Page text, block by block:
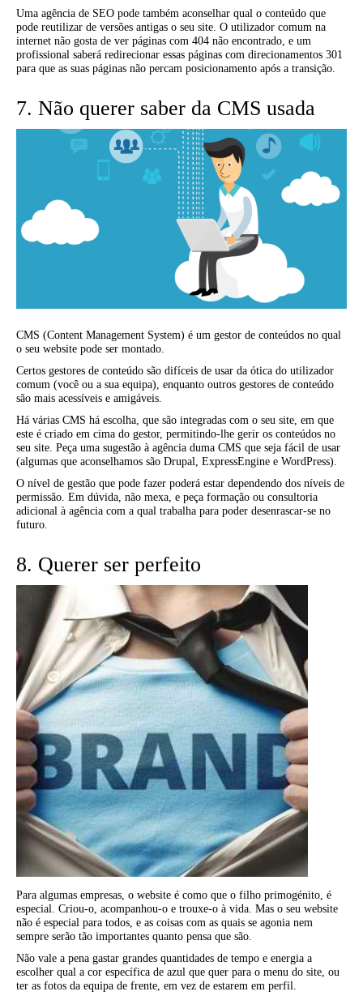
Uma agência de SEO pode também aconselhar qual o conteúdo que
pode reutilizar de versões antigas o seu site. O utilizador comum na
internet não gosta de ver páginas com 404 não encontrado, e um
profissional saberá redirecionar essas páginas com direcionamentos 301
para que as suas páginas não percam posicionamento após a transição.
7. Não querer saber da CMS usada
CMS (Content Management System) é um gestor de conteúdos no qual
o seu website pode ser montado.
Certos gestores de conteúdo são difíceis de usar da ótica do utilizador
comum (você ou a sua equipa), enquanto outros gestores de conteúdo
são mais acessíveis e amigáveis.
Há várias CMS há escolha, que são integradas com o seu site, em que
este é criado em cima do gestor, permitindo-lhe gerir os conteúdos no
seu site. Peça uma sugestão à agência duma CMS que seja fácil de usar
(algumas que aconselhamos são Drupal, ExpressEngine e WordPress).
O nível de gestão que pode fazer poderá estar dependendo dos níveis de
permissão. Em dúvida, não mexa, e peça formação ou consultoria
adicional à agência com a qual trabalha para poder desenrascar-se no
futuro.
8. Querer ser perfeito
Para algumas empresas, o website é como que o filho primogénito, é
especial. Criou-o, acompanhou-o e trouxe-o à vida. Mas o seu website
não é especial para todos, e as coisas com as quais se agonia nem
sempre serão tão importantes quanto pensa que são.
Não vale a pena gastar grandes quantidades de tempo e energia a
escolher qual a cor específica de azul que quer para o menu do site, ou
ter as fotos da equipa de frente, em vez de estarem em perfil.